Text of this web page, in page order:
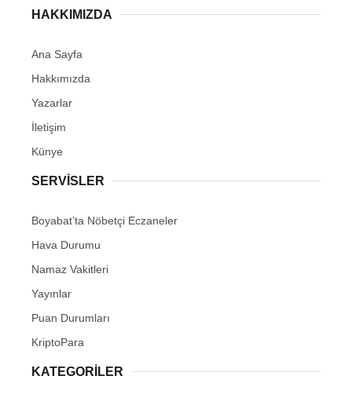
HAKKIMIZDA
Ana Sayfa
Hakkımızda
Yazarlar
İletişim
Künye
SERVISLER
Boyabat’ta Nöbetçi Eczaneler
Hava Durumu
Namaz Vakitleri
Yayınlar
Puan Durumları
KriptoPara
KATEGORILER